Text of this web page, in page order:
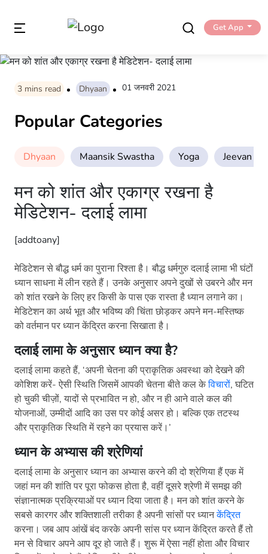
Get App
3 mins read Dhyaan 01 जनवरी 2021
Popular Categories
Dhyaan Maansik Swastha Yoga Jeevan
मन को शांत और एकाग्र रखना है
मेडिटेशन- दलाई लामा
[addtoany]
मेडिटेशन से बौद्ध धर्म का पुराना रिश्ता है। बौद्ध धर्मगुरु दलाई लामा भी घंटों
ध्यान साधना में लीन रहते हैं। उनके अनुसार अपने दुखों से उबरने और मन
को शांत रखने के लिए हर किसी के पास एक रास्ता है ध्यान लगाने का।
मेडिटेशन का अर्थ भूत और भविष्य की चिंता छोड़कर अपने मन-मस्तिष्क
को वर्तमान पर ध्यान केंद्रित करना सिखाता है।
दलाई लामा के अनुसार ध्यान क्या है?
दलाई लामा कहते हैं, ‘अपनी चेतना की प्राकृतिक अवस्था को देखने की
कोशिश करें- ऐसी स्थिति जिसमें आपकी चेतना बीते कल केविचारों, घटित
हो चुकी चीज़ों, यादों से प्रभावित न हो, और न ही आने वाले कल की
योजनाओं, उम्मीदों आदि का उस पर कोई असर हो। बल्कि एक तटस्थ
और प्राकृतिक स्थिति में रहने का प्रयास करें।’
ध्यान के अभ्यास की श्रेणियां
दलाई लामा के अनुसार ध्यान का अभ्यास करने की दो श्रेणिया हैं एक में
जहां मन की शांति पर पूरा फोकस होता है, वहीं दूसरे श्रेणी में समझ की
संज्ञानात्मक प्रक्रियाओं पर ध्यान दिया जाता है। मन को शांत करने के
सबसे कारगर और शक्तिशाली तरीका है अपनी सांसों पर ध्यानकेंद्रित
करना। जब आप आंखें बंद करके अपनी सांस पर ध्यान केंद्रित करते हैं तो
मन से विचार अपने आप दूर हो जाते हैं। शुरू में ऐसा नहीं होता और विचार